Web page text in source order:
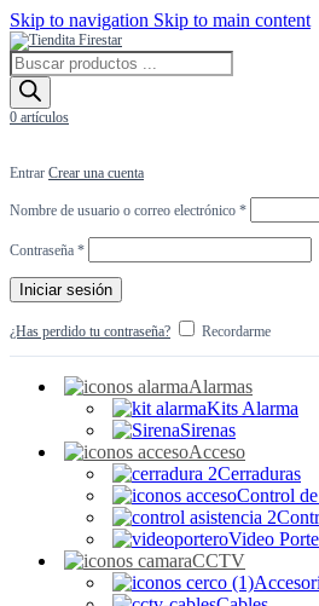
Skip to navigation Skip to main content
Búsqueda
de
productos
0 artículos
Entrar Crear una cuenta
Nombre de usuario o correo electrónico *Obligatorio
Contraseña *Obligatorio
Iniciar sesión
¿Has perdido tu contraseña? Recordarme
Alarmas
Kits Alarma
Sirenas
Acceso
Cerraduras
Control
Video
CCTV